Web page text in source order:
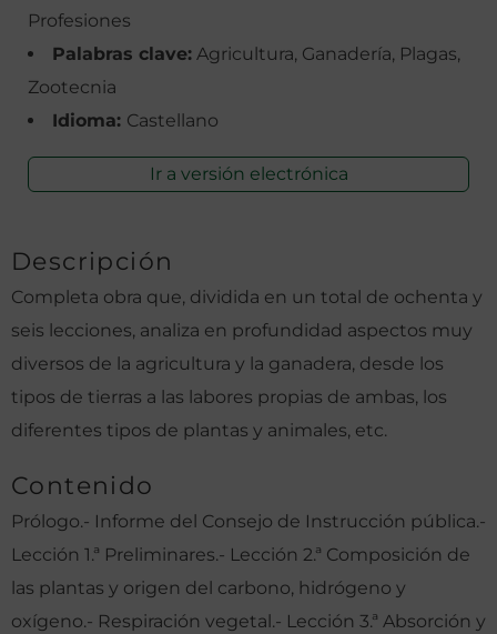
Profesiones
Palabras clave: Agricultura, Ganadería, Plagas,
Zootecnia
Idioma: Castellano
Ir a versión electrónica
Descripción
Completa obra que, dividida en un total de ochenta y
seis lecciones, analiza en profundidad aspectos muy
diversos de la agricultura y la ganadera, desde los
tipos de tierras a las labores propias de ambas, los
diferentes tipos de plantas y animales, etc.
Contenido
Prólogo.- Informe del Consejo de Instrucción pública.-
Lección 1.ª Preliminares.- Lección 2.ª Composición de
las plantas y origen del carbono, hidrógeno y
oxígeno.- Respiración vegetal.- Lección 3.ª Absorción y